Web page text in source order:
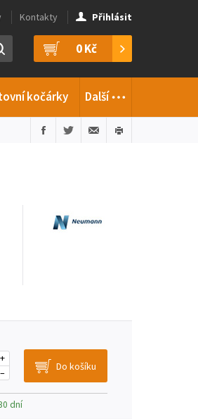
0 Kč
kočárky Další…
Kontakty Přihlásit
–
+
dní